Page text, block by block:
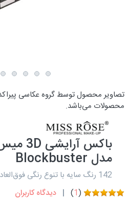
تصاویر محصول توسط گروه عکاسی
محصولات می‌باشد.
مدل Blockbuster
142 رنگ سایه با تنوع رنگی فوق‌العاده بالا و حرفه‌ای
(
1
)
دیدگاه کاربران